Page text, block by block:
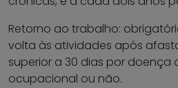
Retorno ao trabalho:
volta às atividades após
superior a 30 dias por doença
ocupacional ou não.